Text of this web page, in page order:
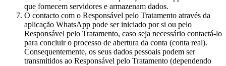
que fornecem servidores e armazenam dados.
O contacto com o Responsável pelo Tratamento através da
aplicação WhatsApp pode ser iniciado por si ou pelo
Responsável pelo Tratamento, caso seja necessário contactá-lo
para concluir o processo de abertura da conta (conta real).
Consequentemente, os seus dados pessoais podem ser
transmitidos ao Responsável pelo Tratamento (dependendo